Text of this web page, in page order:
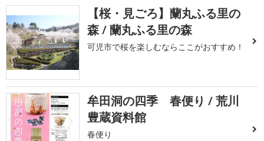
【桜・見ごろ】蘭丸ふる里の
森 / 蘭丸ふる里の森
可児市で桜を楽しむならここがおすすめ！
牟田洞の四季 春便り / 荒川
豊蔵資料館
春便り